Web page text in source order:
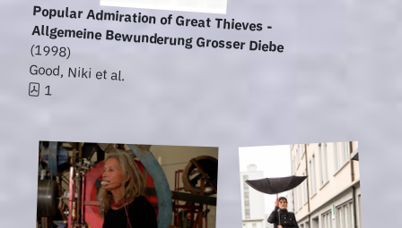
Popular Admiration of Great Thieves -
Allgemeine Bewunderung Grosser Diebe
(1998)
Good, Niki et al.
1